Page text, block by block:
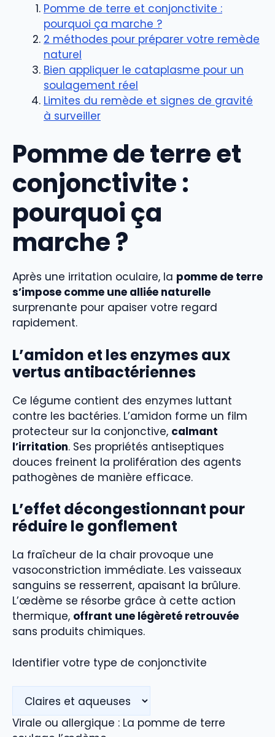
Pomme de terre et conjonctivite :
pourquoi ça marche ?
2 méthodes pour préparer votre remède
naturel
Bien appliquer le cataplasme pour un
soulagement réel
Limites du remède et signes de gravité
à surveiller
Pomme de terre et
conjonctivite :
pourquoi ça
marche ?
Après une irritation oculaire, la pomme de terre
s’impose comme une alliée naturelle
surprenante pour apaiser votre regard
rapidement.
L’amidon et les enzymes aux
vertus antibactériennes
Ce légume contient des enzymes luttant
contre les bactéries. L’amidon forme un film
protecteur sur la conjonctive, calmant
l’irritation. Ses propriétés antiseptiques
douces freinent la prolifération des agents
pathogènes de manière efficace.
L’effet décongestionnant pour
réduire le gonflement
La fraîcheur de la chair provoque une
vasoconstriction immédiate. Les vaisseaux
sanguins se resserrent, apaisant la brûlure.
L’œdème se résorbe grâce à cette action
thermique, offrant une légèreté retrouvée
sans produits chimiques.
Identifier votre type de conjonctivite
Virale ou allergique : La pomme de terre